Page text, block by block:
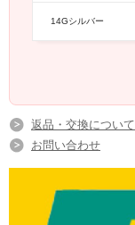
14Gシルバー
返品・交換について
お問い合わせ